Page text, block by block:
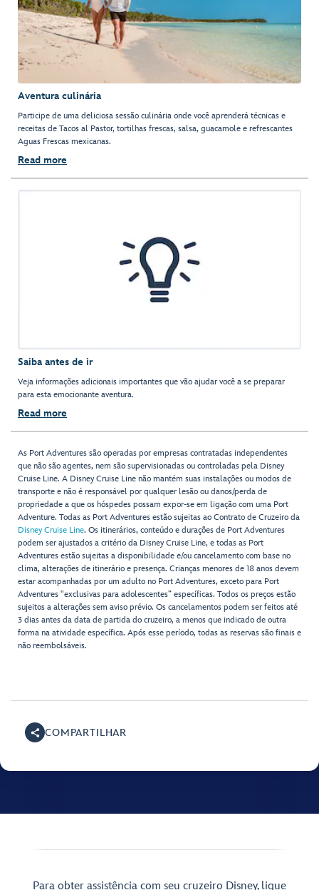
Aventura culinária
Participe de uma deliciosa sessão culinária onde você aprenderá técnicas e
receitas de Tacos al Pastor, tortilhas frescas, salsa, guacamole e refrescantes
Aguas Frescas mexicanas.
Read more
Saiba antes de ir
Veja informações adicionais importantes que vão ajudar você a se preparar
para esta emocionante aventura.
Read more
As Port Adventures são operadas por empresas contratadas independentes
que não são agentes, nem são supervisionadas ou controladas pela Disney
Cruise Line. A Disney Cruise Line não mantém suas instalações ou modos de
transporte e não é responsável por qualquer lesão ou danos/perda de
propriedade a que os hóspedes possam expor-se em ligação com uma Port
Adventure. Todas as Port Adventures estão sujeitas ao Contrato de Cruzeiro da
Disney Cruise Line. Os itinerários, conteúdo e durações de Port Adventures
podem ser ajustados a critério da Disney Cruise Line, e todas as Port
Adventures estão sujeitas a disponibilidade e/ou cancelamento com base no
clima, alterações de itinerário e presença. Crianças menores de 18 anos devem
estar acompanhadas por um adulto no Port Adventures, exceto para Port
Adventures "exclusivas para adolescentes” específicas. Todos os preços estão
sujeitos a alterações sem aviso prévio. Os cancelamentos podem ser feitos até
3 dias antes da data de partida do cruzeiro, a menos que indicado de outra
forma na atividade específica. Após esse período, todas as reservas são finais e
não reembolsáveis.
COMPARTILHAR
Para obter assistência com seu cruzeiro Disney, ligue